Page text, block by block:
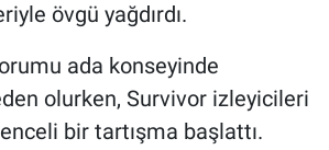
övgü yağdırdı.
ada konseyinde
olurken, Survivor izleyicileri
bir tartışma başlattı.